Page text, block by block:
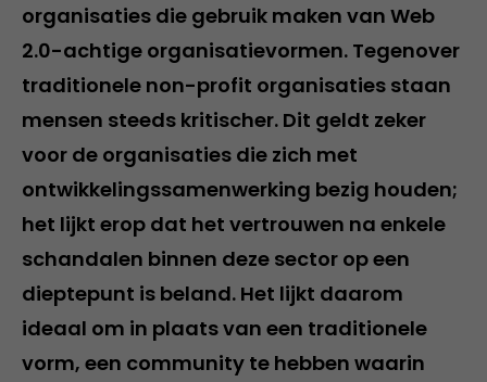
organisaties die gebruik maken van Web
2.0-achtige organisatievormen. Tegenover
traditionele non-profit organisaties staan
mensen steeds kritischer. Dit geldt zeker
voor de organisaties die zich met
ontwikkelingssamenwerking bezig houden;
het lijkt erop dat het vertrouwen na enkele
schandalen binnen deze sector op een
dieptepunt is beland. Het lijkt daarom
ideaal om in plaats van een traditionele
vorm, een community te hebben waarin